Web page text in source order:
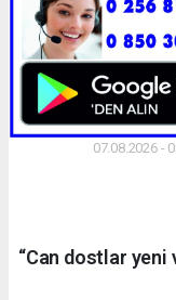
07.08.2026 -
“Can dostlar yeni